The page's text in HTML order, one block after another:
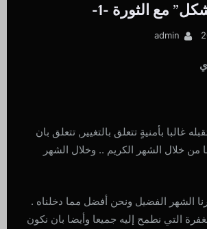
مع الثورة -1-
By
admin
غالبا بأمنيةٍ تتعلق بالتغيير, تتعلق بان
من خلال الشهر الكريم .. وخلال الشهر
الشهر الفضيل ونحن أفضل مما دخلناه .
التي نطمح إليه جميعا وأيضا بان نكون